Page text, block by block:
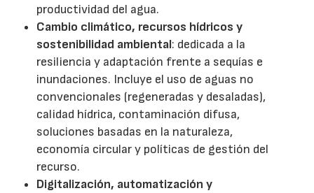
productividad del agua.
Cambio climático, recursos hídricos y
sostenibilidad ambiental: dedicada a la
resiliencia y adaptación frente a sequías e
inundaciones. Incluye el uso de aguas no
convencionales (regeneradas y desaladas),
calidad hídrica, contaminación difusa,
soluciones basadas en la naturaleza,
economía circular y políticas de gestión del
recurso.
Digitalización, automatización y